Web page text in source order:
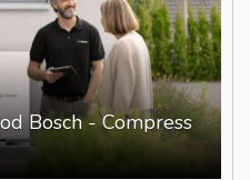
Bosch - Compress